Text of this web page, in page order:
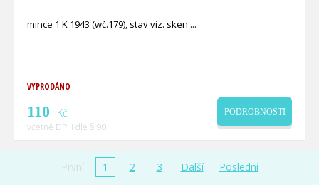
mince 1 K 1943 (wč.179), stav viz. sken
VYPRODÁNO
110 Kč
včetně DPH dle § 90
PODROBNOSTI
První 1 2 3 Další Poslední